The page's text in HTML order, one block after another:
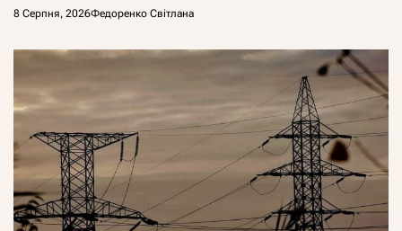
8 Серпня, 2026Федоренко Світлана